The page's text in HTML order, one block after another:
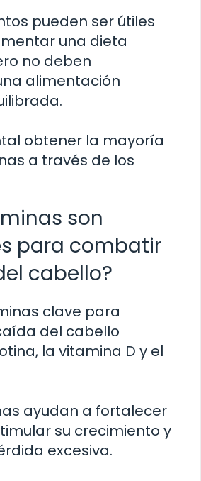
pueden ser útiles
una dieta
no deben
alimentación
obtener la mayoría
a través de los
son
para combatir
cabello?
clave para
del cabello
la vitamina D y el
ayudan a fortalecer
su crecimiento y
excesiva.